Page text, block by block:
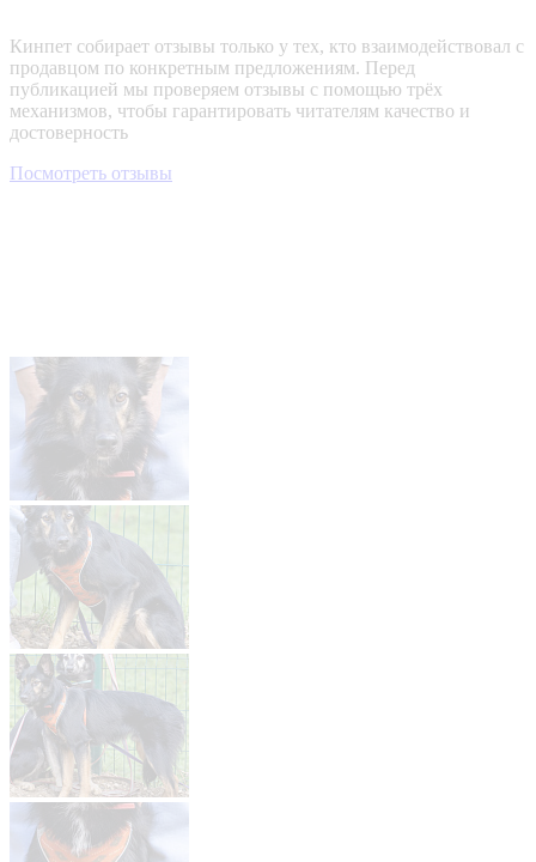
Кинпет собирает отзывы только у тех, кто взаимодействовал с
продавцом по конкретным предложениям. Перед
публикацией мы проверяем отзывы с помощью трёх
механизмов, чтобы гарантировать читателям качество и
достоверность
Посмотреть отзывы